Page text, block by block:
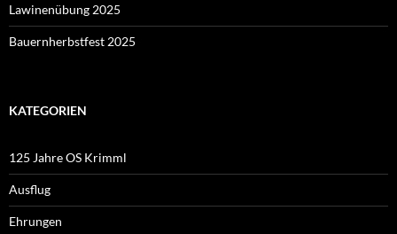
Lawinenübung 2025
Bauernherbstfest 2025
KATEGORIEN
125 Jahre OS Krimml
Ausflug
Ehrungen